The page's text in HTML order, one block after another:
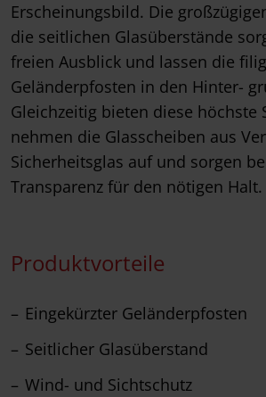
Erscheinungsbild. Die
die seitlichen Glasüberstände
freien Ausblick und lassen die
Geländerpfosten in den Hinter-
Gleichzeitig bieten diese höchste
nehmen die Glasscheiben aus
Sicherheitsglas auf und sorgen
Transparenz für den nötigen Halt.
Produktvorteile
Eingekürzter Geländerpfosten
Seitlicher Glasüberstand
Wind- und Sichtschutz